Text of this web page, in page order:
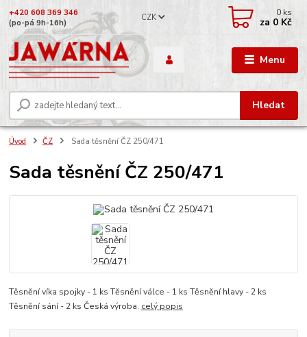
Menu
CZK
Hledat
+420 608 369 346
(po-pá 9h-16h)
0 ks
za 0 Kč
Úvod ČZ Sada těsnění ČZ 250/471
Sada těsnění ČZ 250/471
Těsnění víka spojky - 1 ks Těsnění válce - 1 ks Těsnění hlavy - 2 ks
Těsnění sání - 2 ks Česká výroba. celý popis